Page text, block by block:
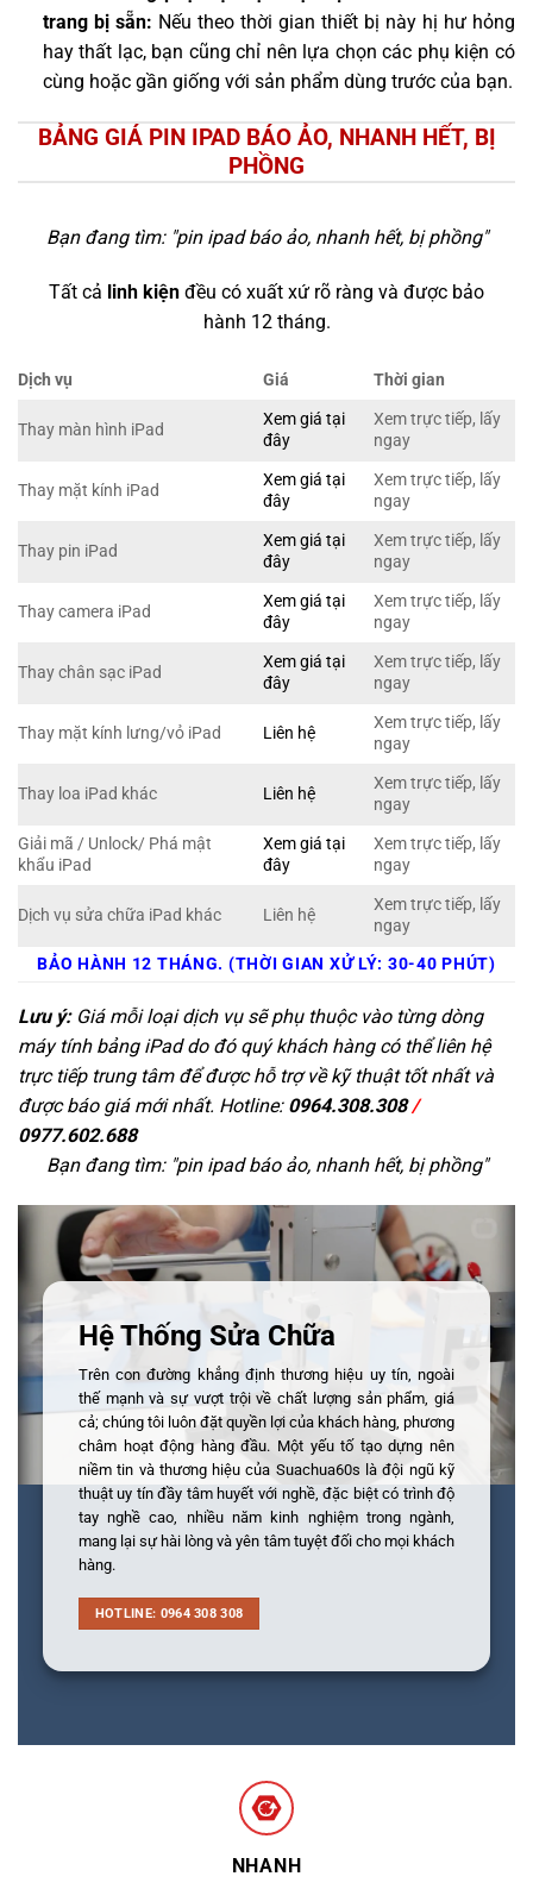
trang bị sẵn: Nếu theo thời gian thiết bị này hị hư hỏng
hay thất lạc, bạn cũng chỉ nên lựa chọn các phụ kiện có
cùng hoặc gần giống với sản phẩm dùng trước của bạn.
BẢNG GIÁ PIN IPAD BÁO ẢO, NHANH HẾT, BỊ
PHỒNG
Bạn đang tìm: "pin ipad báo ảo, nhanh hết, bị phồng"
Tất cả linh kiện đều có xuất xứ rõ ràng và được bảo
hành 12 tháng.
Dịch vụ Giá Thời gian
Thay màn hình iPad
Xem giá tại
đây
Xem trực tiếp, lấy
ngay
Thay mặt kính iPad
Xem giá tại
đây
Xem trực tiếp, lấy
ngay
Thay pin iPad
Xem giá tại
đây
Xem trực tiếp, lấy
ngay
Thay camera iPad
Xem giá tại
đây
Xem trực tiếp, lấy
ngay
Thay chân sạc iPad
Xem giá tại
đây
Xem trực tiếp, lấy
ngay
Thay mặt kính lưng/vỏ iPad Liên hệ
Xem trực tiếp, lấy
ngay
Thay loa iPad khác Liên hệ
Xem trực tiếp, lấy
ngay
Giải mã / Unlock/ Phá mật
khẩu iPad
Xem giá tại
đây
Xem trực tiếp, lấy
ngay
Dịch vụ sửa chữa iPad khác Liên hệ
Xem trực tiếp, lấy
ngay
BẢO HÀNH 12 THÁNG. (THỜI GIAN XỬ LÝ: 30-40 PHÚT)
Lưu ý:Giá mỗi loại dịch vụ sẽ phụ thuộc vào từng dòng
máy tính bảng iPad do đó quý khách hàng có thể liên hệ
trực tiếp trung tâm để được hỗ trợ về kỹ thuật tốt nhất và
được báo giá mới nhất. Hotline: 0964.308.308/
0977.602.688
Bạn đang tìm: "pin ipad báo ảo, nhanh hết, bị phồng"
Hệ Thống Sửa Chữa
Trên con đường khẳng định thương hiệu uy tín, ngoài
thế mạnh và sự vượt trội về chất lượng sản phẩm, giá
cả; chúng tôi luôn đặt quyền lợi của khách hàng, phương
châm hoạt động hàng đầu. Một yếu tố tạo dựng nên
niềm tin và thương hiệu của Suachua60s là đội ngũ kỹ
thuật uy tín đầy tâm huyết với nghề, đặc biệt có trình độ
tay nghề cao, nhiều năm kinh nghiệm trong ngành,
mang lại sự hài lòng và yên tâm tuyệt đối cho mọi khách
hàng.
HOTLINE: 0964 308 308
NHANH